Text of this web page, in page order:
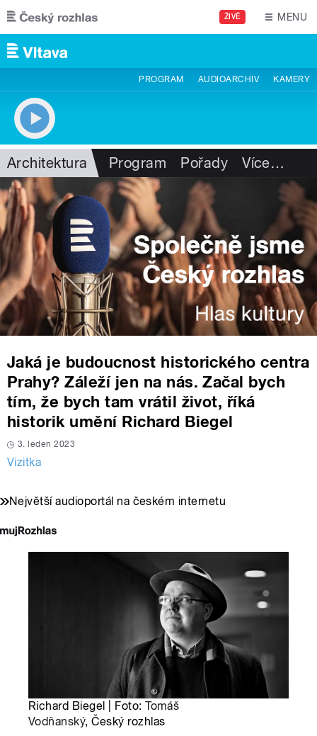
Přejít k hlavnímu obsahu
ŽIVĚ MENU
PROGRAM AUDIOARCHIV KAMERY
Architektura Program Pořady Více…
Jaká je budoucnost historického centra
Prahy? Záleží jen na nás. Začal bych
tím, že bych tam vrátil život, říká
historik umění Richard Biegel
3. leden 2023
Vizitka
Největší audioportál na českém internetu
Richard Biegel | Foto:Tomáš
Vodňanský, Český rozhlas